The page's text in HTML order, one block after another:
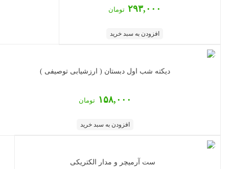
۲۹۳,۰۰۰تومان
افزودن به سبد خرید
دیکته شب اول دبستان ( ارزشیابی توصیفی )
۱۵۸,۰۰۰تومان
افزودن به سبد خرید
ست آرمیچر و مدار الکتریکی